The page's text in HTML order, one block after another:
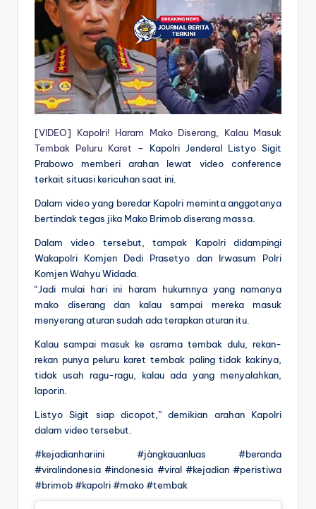
[VIDEO] Kapolri! Haram Mako Diserang, Kalau Masuk
Tembak Peluru Karet – Kapolri Jenderal Listyo Sigit
Prabowo memberi arahan lewat video conference
terkait situasi kericuhan saat ini.
Dalam video yang beredar Kapolri meminta anggotanya
bertindak tegas jika Mako Brimob diserang massa.
Dalam video tersebut, tampak Kapolri didampingi
Wakapolri Komjen Dedi Prasetyo dan Irwasum Polri
Komjen Wahyu Widada.
“Jadi mulai hari ini haram hukumnya yang namanya
mako diserang dan kalau sampai mereka masuk
menyerang aturan sudah ada terapkan aturan itu.
Kalau sampai masuk ke asrama tembak dulu, rekan-
rekan punya peluru karet tembak paling tidak kakinya,
tidak usah ragu-ragu, kalau ada yang menyalahkan,
laporin.
Listyo Sigit siap dicopot,” demikian arahan Kapolri
dalam video tersebut.
#kejadianhariini #jàngkauanluas #beranda
#viralindonesia #indonesia #viral #kejadian #peristiwa
#brimob #kapolri #mako #tembak